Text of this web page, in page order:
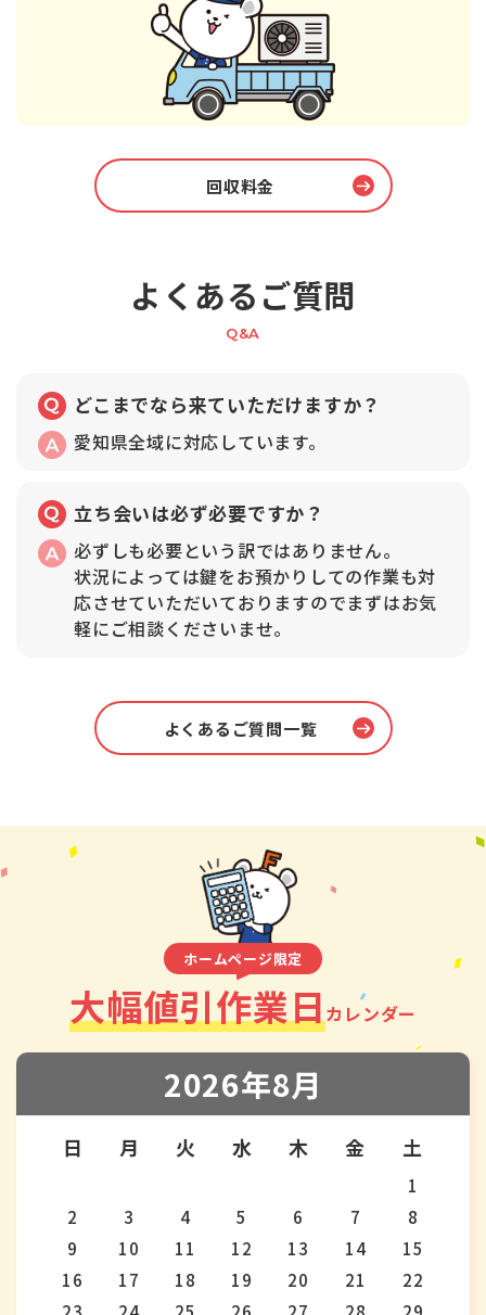
回収料金
よくあるご質問
Q&A
どこまでなら来ていただけますか？
愛知県全域に対応しています。
立ち会いは必ず必要ですか？
必ずしも必要という訳ではありません。
状況によっては鍵をお預かりしての作業も対
応させていただいておりますのでまずはお気
軽にご相談くださいませ。
よくあるご質問一覧
ホームページ限定
大幅値引作業日 カレンダー
2026年8月
日 月 火 水 木 金 土
1
2
3 4 5 6 7
8
9
10 11 12 13 14
15
16
17 18 19 20 21
22